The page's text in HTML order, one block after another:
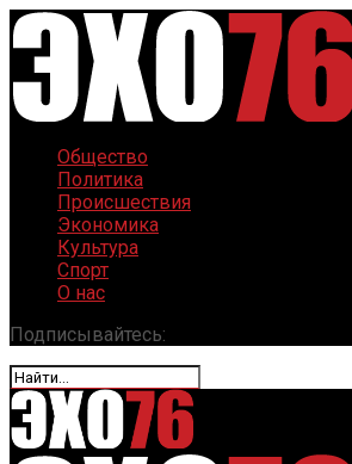
Общество
Политика
Происшествия
Экономика
Культура
Спорт
О нас
Подписывайтесь: